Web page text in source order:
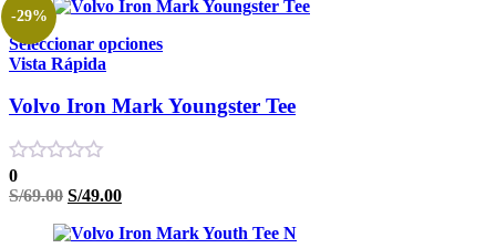
original
S/149.00.
actual
S/129.00.
-29%
Seleccionar opciones
Vista Rápida
Volvo Iron Mark Youngster Tee
0
S/69.00 El
original
S/49.00El
actual